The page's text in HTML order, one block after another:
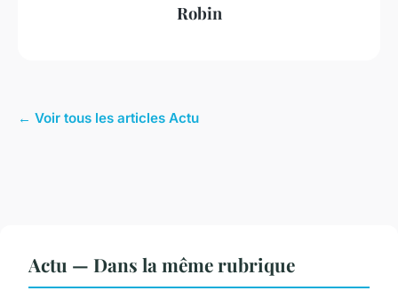
Robin
← Voir tous les articles Actu
Actu — Dans la même rubrique